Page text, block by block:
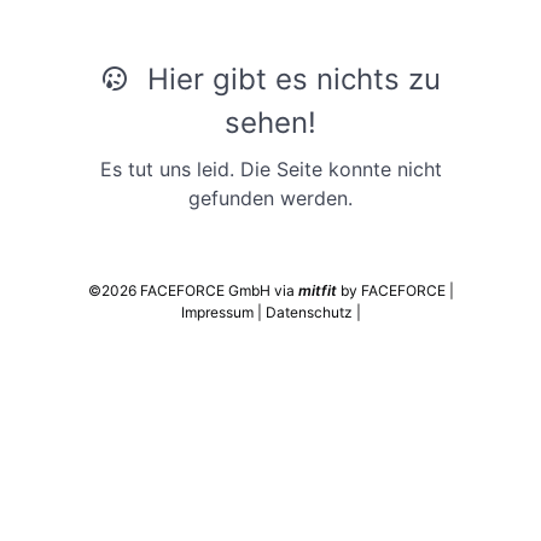
Hier gibt es nichts zu
sehen!
Es tut uns leid. Die Seite konnte nicht
gefunden werden.
©2026 FACEFORCE GmbH via mitfitby FACEFORCE
Impressum
Datenschutz